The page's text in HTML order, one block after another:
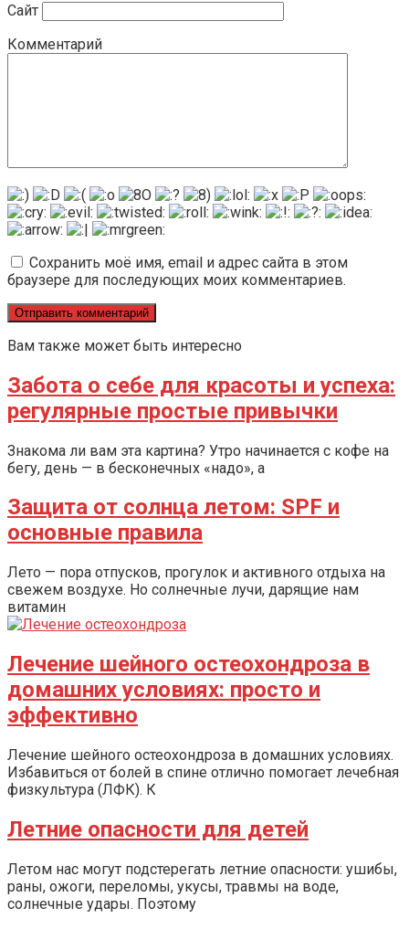
Сайт
Комментарий
Сохранить моё имя, email и адрес сайта в этом
браузере для последующих моих комментариев.
Вам также может быть интересно
Забота о себе для красоты и успеха:
регулярные простые привычки
Знакома ли вам эта картина? Утро начинается с кофе на
бегу, день — в бесконечных «надо», а
Защита от солнца летом: SPF и
основные правила
Лето — пора отпусков, прогулок и активного отдыха на
свежем воздухе. Но солнечные лучи, дарящие нам
витамин
Лечение шейного остеохондроза в
домашних условиях: просто и
эффективно
Лечение шейного остеохондроза в домашних условиях.
Избавиться от болей в спине отлично помогает лечебная
физкультура (ЛФК). К
Летние опасности для детей
Летом нас могут подстерегать летние опасности: ушибы,
раны, ожоги, переломы, укусы, травмы на воде,
солнечные удары. Поэтому